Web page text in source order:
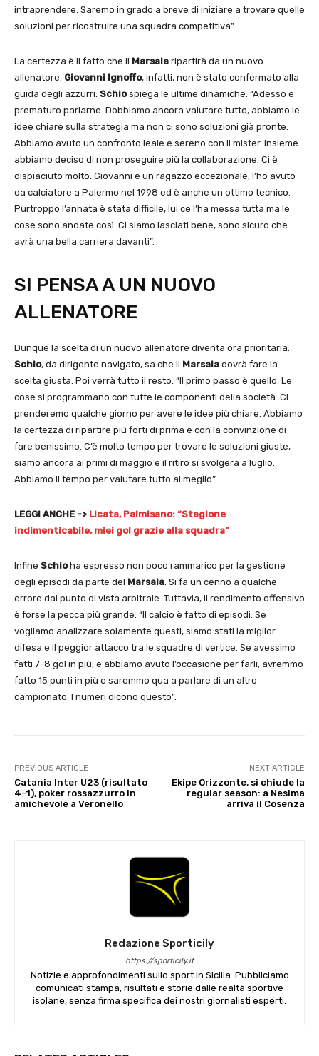
intraprendere. Saremo in grado a breve di iniziare a trovare quelle
soluzioni per ricostruire una squadra competitiva”.
La certezza è il fatto che il Marsala ripartirà da un nuovo
allenatore. Giovanni Ignoffo, infatti, non è stato confermato alla
guida degli azzurri. Schiospiega le ultime dinamiche: “Adesso è
prematuro parlarne. Dobbiamo ancora valutare tutto, abbiamo le
idee chiare sulla strategia ma non ci sono soluzioni già pronte.
Abbiamo avuto un confronto leale e sereno con il mister. Insieme
abbiamo deciso di non proseguire più la collaborazione. Ci è
dispiaciuto molto. Giovanni è un ragazzo eccezionale, l’ho avuto
da calciatore a Palermo nel 1998 ed è anche un ottimo tecnico.
Purtroppo l’annata è stata difficile, lui ce l’ha messa tutta ma le
cose sono andate così. Ci siamo lasciati bene, sono sicuro che
avrà una bella carriera davanti”.
SI PENSA A UN NUOVO
ALLENATORE
Dunque la scelta di un nuovo allenatore diventa ora prioritaria.
Schio, da dirigente navigato, sa che il Marsala dovrà fare la
scelta giusta. Poi verrà tutto il resto: “Il primo passo è quello. Le
cose si programmano con tutte le componenti della società. Ci
prenderemo qualche giorno per avere le idee più chiare. Abbiamo
la certezza di ripartire più forti di prima e con la convinzione di
fare benissimo. C’è molto tempo per trovare le soluzioni giuste,
siamo ancora ai primi di maggio e il ritiro si svolgerà a luglio.
Abbiamo il tempo per valutare tutto al meglio”.
LEGGI ANCHE -> Licata, Palmisano: “Stagione
indimenticabile, miei gol grazie alla squadra”
Infine Schioha espresso non poco rammarico per la gestione
degli episodi da parte del Marsala. Si fa un cenno a qualche
errore dal punto di vista arbitrale. Tuttavia, il rendimento offensivo
è forse la pecca più grande: “Il calcio è fatto di episodi. Se
vogliamo analizzare solamente questi, siamo stati la miglior
difesa e il peggior attacco tra le squadre di vertice. Se avessimo
fatti 7-8 gol in più, e abbiamo avuto l’occasione per farli, avremmo
fatto 15 punti in più e saremmo qua a parlare di un altro
campionato. I numeri dicono questo”.
PREVIOUS ARTICLE
Catania Inter U23 (risultato
4-1), poker rossazzurro in
amichevole a Veronello
NEXT ARTICLE
Ekipe Orizzonte, si chiude la
regular season: a Nesima
arriva il Cosenza
Redazione Sporticily
https://sporticily.it
Notizie e approfondimenti sullo sport in Sicilia. Pubbliciamo
comunicati stampa, risultati e storie dalle realtà sportive
isolane, senza firma specifica dei nostri giornalisti esperti.